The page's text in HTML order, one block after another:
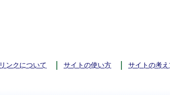
リンクについて サイトの使い方 サイトの考